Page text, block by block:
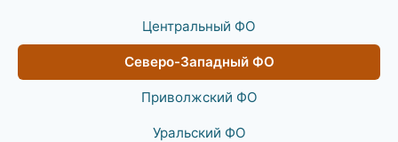
Центральный ФО
Северо-Западный ФО
Приволжский ФО
Уральский ФО